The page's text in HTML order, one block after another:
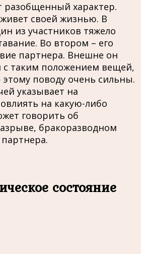
разобщенный характер.
своей жизнью. В
из участников тяжело
Во втором – его
партнера. Внешне он
с таким положением вещей,
поводу очень сильны.
указывает на
на какую-либо
говорить об
бракоразводном
состояние